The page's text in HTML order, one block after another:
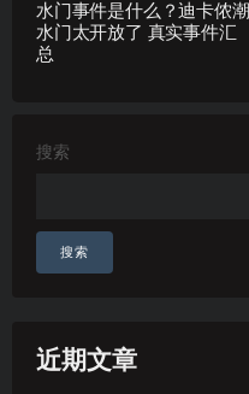
水门事件是什么？迪卡侬潮
水门太开放了 真实事件汇
总
搜索
搜索
近期文章